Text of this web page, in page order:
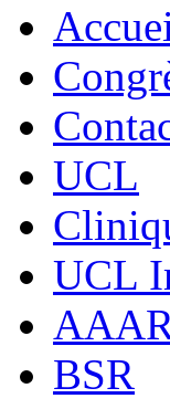
UCL
UCL
BSR